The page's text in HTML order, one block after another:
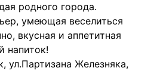
родного города.
умеющая веселиться
вкусная и аппетитная
напиток!
ул.Партизана Железняка,